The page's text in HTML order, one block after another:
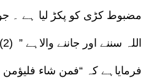
مضبوط کڑی کو پکڑ لیا ہے ۔
فرمایاہے کہ “فمن شاء